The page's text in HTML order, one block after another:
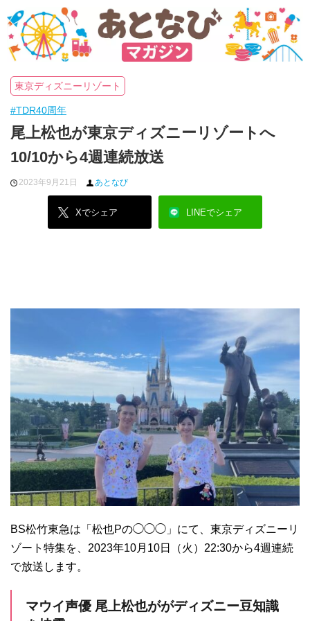
東京ディズニーリゾート
#TDR40周年
尾上松也が東京ディズニーリゾートへ
10/10から4週連続放送
2023年9月21日 あとなび
Xでシェア LINEでシェア
BS松竹東急は「松也Pの◯◯◯」にて、東京ディズニーリ
ゾート特集を、2023年10月10日（火）22:30から4週連続
で放送します。
マウイ声優 尾上松也ががディズニー豆知識